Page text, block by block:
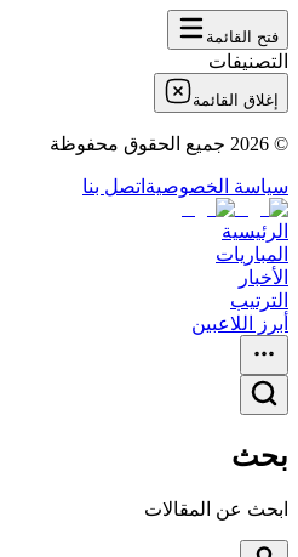
فتح القائمة
التصنيفات
إغلاق القائمة
©
2026 جميع الحقوق محفوظة
سياسة الخصوصية اتصل بنا
الرئيسية
المباريات
الأخبار
الترتيب
أبرز اللاعبين
بحث
ابحث عن المقالات